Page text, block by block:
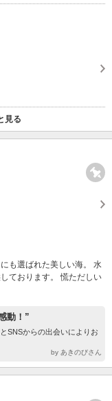
見る
も選ばれた美しい海。 水
ております。 慌ただしい
動！”
SNSからの出会いによりお
by あきのびさん